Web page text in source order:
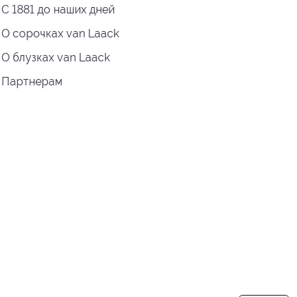
С 1881 до наших дней
О сорочках van Laack
О блузках van Laack
Партнерам